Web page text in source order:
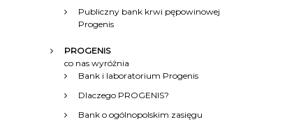
Publiczny bank krwi pępowinowej
Progenis
PROGENIS
co nas wyróżnia
Bank i laboratorium Progenis
Dlaczego PROGENIS?
Bank o ogólnopolskim zasięgu